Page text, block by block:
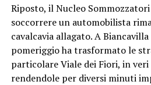
Riposto, il Nucleo
soccorrere un automobilista
cavalcavia allagato. A
pomeriggio ha trasformato le
particolare Viale dei Fiori, in
rendendole per diversi minuti